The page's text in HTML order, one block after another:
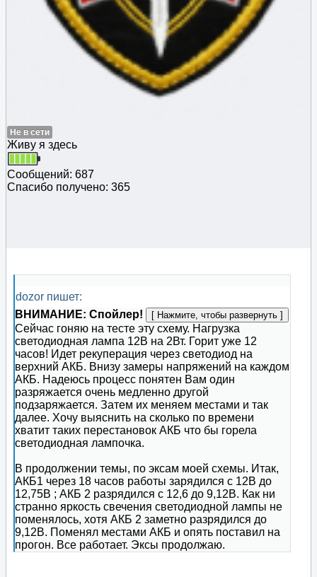
Не в сети
Живу я здесь
Сообщений: 687
Спасибо получено: 365
dozor пишет:
ВНИМАНИЕ: Спойлер!
Сейчас гоняю на тесте эту схему. Нагрузка
светодиодная лампа 12В на 2Вт. Горит уже 12
часов! Идет рекуперация через светодиод на
верхний АКБ. Внизу замеры напряжений на каждом
АКБ. Надеюсь процесс понятен Вам один
разряжается очень медленно другой
подзаряжается. Затем их меняем местами и так
далее. Хочу выяснить на сколько по времени
хватит таких перестановок АКБ что бы горела
светодиодная лампочка.
В продолжении темы, по эксам моей схемы. Итак,
АКБ1 через 18 часов работы зарядился с 12В до
12,75В ; АКБ 2 разрядился с 12,6 до 9,12В. Как ни
странно яркость свечения светодиодной лампы не
поменялось, хотя АКБ 2 заметно разрядился до
9,12В. Поменял местами АКБ и опять поставил на
прогон. Все работает. Эксы продолжаю.